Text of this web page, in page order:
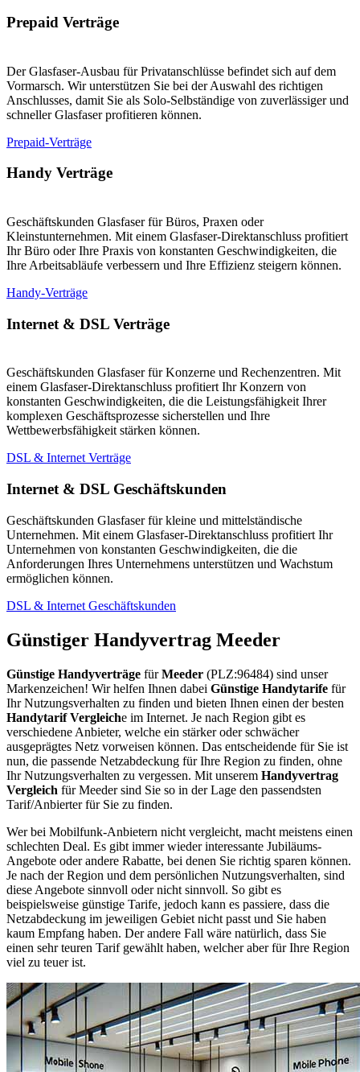
Prepaid Verträge
Der Glasfaser-Ausbau für Privatanschlüsse befindet sich auf dem
Vormarsch. Wir unterstützen Sie bei der Auswahl des richtigen
Anschlusses, damit Sie als Solo-Selbständige von zuverlässiger und
schneller Glasfaser profitieren können.
Prepaid-Verträge
Handy Verträge
Geschäftskunden Glasfaser für Büros, Praxen oder
Kleinstunternehmen. Mit einem Glasfaser-Direktanschluss profitiert
Ihr Büro oder Ihre Praxis von konstanten Geschwindigkeiten, die
Ihre Arbeitsabläufe verbessern und Ihre Effizienz steigern können.
Handy-Verträge
Internet & DSL Verträge
Geschäftskunden Glasfaser für Konzerne und Rechenzentren. Mit
einem Glasfaser-Direktanschluss profitiert Ihr Konzern von
konstanten Geschwindigkeiten, die die Leistungsfähigkeit Ihrer
komplexen Geschäftsprozesse sicherstellen und Ihre
Wettbewerbsfähigkeit stärken können.
DSL & Internet Verträge
Internet & DSL Geschäftskunden
Geschäftskunden Glasfaser für kleine und mittelständische
Unternehmen. Mit einem Glasfaser-Direktanschluss profitiert Ihr
Unternehmen von konstanten Geschwindigkeiten, die die
Anforderungen Ihres Unternehmens unterstützen und Wachstum
ermöglichen können.
DSL & Internet Geschäftskunden
Günstiger Handyvertrag Meeder
Günstige Handyverträge fürMeeder (PLZ:96484) sind unser
Markenzeichen! Wir helfen Ihnen dabei Günstige Handytarife für
Ihr Nutzungsverhalten zu finden und bieten Ihnen einen der besten
Handytarif Vergleiche im Internet. Je nach Region gibt es
verschiedene Anbieter, welche ein stärker oder schwächer
ausgeprägtes Netz vorweisen können. Das entscheidende für Sie ist
nun, die passende Netzabdeckung für Ihre Region zu finden, ohne
Ihr Nutzungsverhalten zu vergessen. Mit unserem Handyvertrag
Vergleich für Meeder sind Sie so in der Lage den passendsten
Tarif/Anbierter für Sie zu finden.
Wer bei Mobilfunk-Anbietern nicht vergleicht, macht meistens einen
schlechten Deal. Es gibt immer wieder interessante Jubiläums-
Angebote oder andere Rabatte, bei denen Sie richtig sparen können.
Je nach der Region und dem persönlichen Nutzungsverhalten, sind
diese Angebote sinnvoll oder nicht sinnvoll. So gibt es
beispielsweise günstige Tarife, jedoch kann es passiere, dass die
Netzabdeckung im jeweiligen Gebiet nicht passt und Sie haben
kaum Empfang haben. Der andere Fall wäre natürlich, dass Sie
einen sehr teuren Tarif gewählt haben, welcher aber für Ihre Region
viel zu teuer ist.